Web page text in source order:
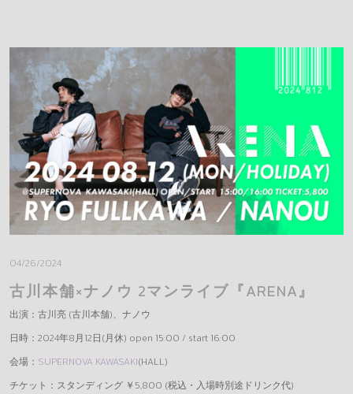
DONAI STORE
GOODS(LEGACY)
REQUEST
MESSAGE
OFFICE
04/26/2024
古川本舗×ナノウ 2マンライブ『ARENA』
出演：古川亮 (古川本舗)、ナノウ
日時：2024年8月12日(月休) open 15:00 / start 16:00
会場： SUPERNOVA KAWASAKI(HALL)
チケット：スタンディング ￥5,800 (税込・入場時別途ドリンク代)